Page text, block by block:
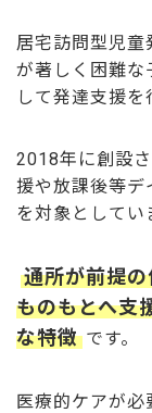
居宅訪問型児童
が著しく困難な
して発達支援を
2018年に創設
援や放課後等デ
を対象としてい
通所が前提
ものもとへ支
な特徴 です。
医療的ケアが必